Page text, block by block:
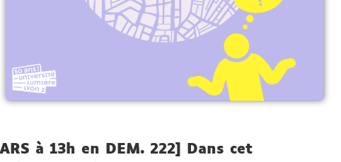
à 13h en DEM. 222] Dans cet